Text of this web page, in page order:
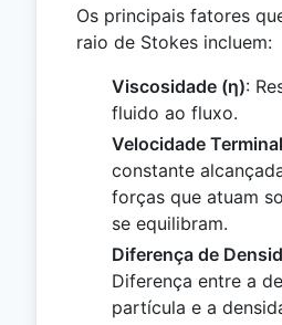
Os principais fatores
raio de Stokes incluem:
Viscosidade (η):
fluido ao fluxo.
Velocidade
constante
forças que atuam
se equilibram.
Diferença de
Diferença entre a
partícula e a